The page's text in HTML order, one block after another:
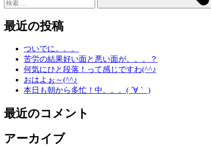
最近の投稿
ついでに。。。
苦労の結果好い面と悪い面が。。。？
何気にひと段落！って感じですわ(^^♪
おはよぉ～(^^♪
本日も朝から多忙！中。。。( ´∀｀ )
最近のコメント
アーカイブ